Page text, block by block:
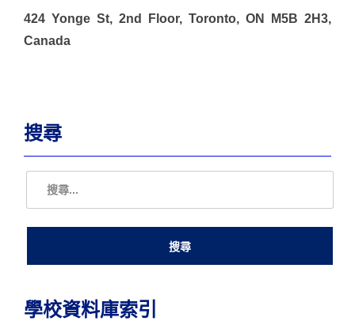
424 Yonge St, 2nd Floor, Toronto, ON M5B 2H3,
Canada
搜尋
學校資料庫索引